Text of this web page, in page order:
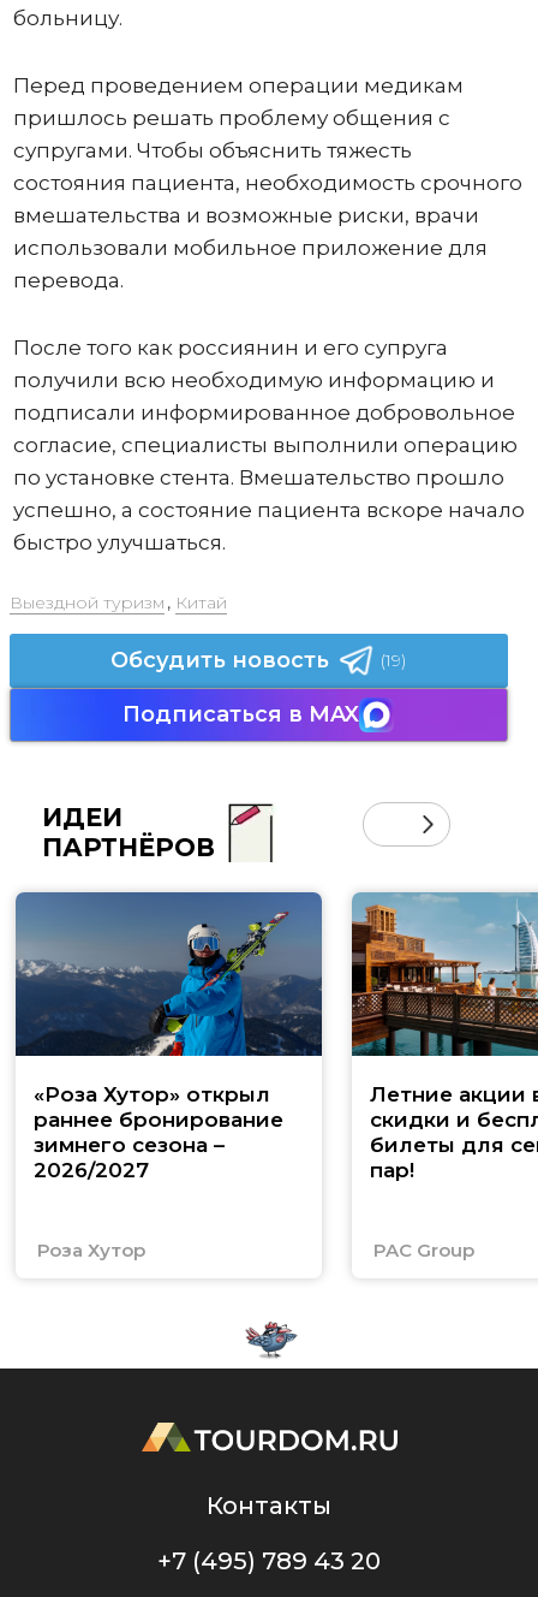
больницу.
Перед проведением операции медикам
пришлось решать проблему общения с
супругами. Чтобы объяснить тяжесть
состояния пациента, необходимость срочного
вмешательства и возможные риски, врачи
использовали мобильное приложение для
перевода.
После того как россиянин и его супруга
получили всю необходимую информацию и
подписали информированное добровольное
согласие, специалисты выполнили операцию
по установке стента. Вмешательство прошло
успешно, а состояние пациента вскоре начало
быстро улучшаться.
Выездной туризм , Китай
Обсудить новость (19)
Подписаться в MAX
ИДЕИ
ПАРТНЁРОВ
«Роза Хутор» открыл
раннее бронирование
зимнего сезона –
2026/2027
Роза Хутор
Летние акции
скидки и
билеты для
пар!
PAC Group
Контакты
+7 (495) 789 43 20